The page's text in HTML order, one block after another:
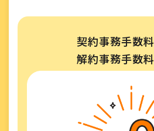
契約事務手数料
解約事務手数料